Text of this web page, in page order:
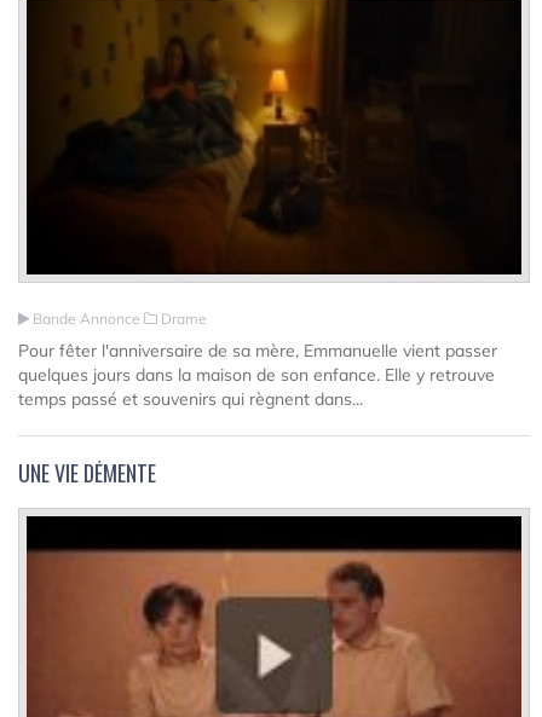
Bande Annonce Drame
Pour fêter l'anniversaire de sa mère, Emmanuelle vient passer
quelques jours dans la maison de son enfance. Elle y retrouve
temps passé et souvenirs qui règnent dans...
UNE VIE DÉMENTE